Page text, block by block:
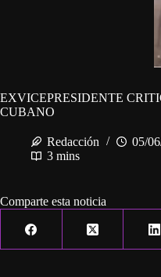
EXVICEPRESIDENTE
CUBANO
Redacción 05/
3 mins
Comparte esta noticia